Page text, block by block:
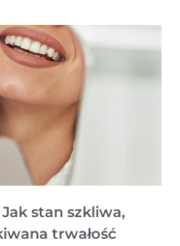
stan szkliwa,
trwałość